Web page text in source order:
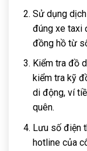
Sử dụng
đúng xe taxi
đồng hồ từ
Kiểm tra đồ
kiểm tra kỹ
di động, ví
quên.
Lưu số điện
hotline của